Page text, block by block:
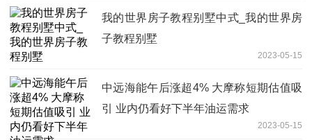
我的世界房子教程别墅中式_我的世界房
子教程别墅
2023-05-15
中远海能午后涨超4% 大摩称短期估值吸
引 业内仍看好下半年油运需求
2023-05-15